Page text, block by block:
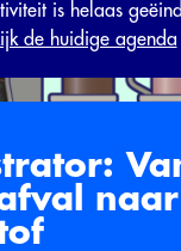
is helaas
de huidige agenda
naar